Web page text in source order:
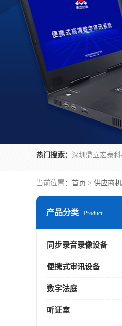
热门搜索：
当前位置： 首页 > 供应商机
产品分类 Product
同步录音录像设备
便携式审讯设备
数字法庭
听证室